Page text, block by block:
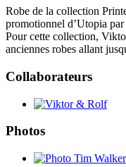
Robe de la collection
promotionnel d’Utopia
Pour cette collection,
anciennes robes allant
Collaborateurs
Photos